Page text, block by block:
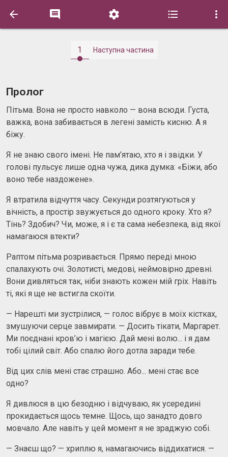
    
1 Наступна частина
Пролог
Пітьма. Вона не просто навколо — вона всюди. Густа,
важка, вона забивається в легені замість кисню. А я
біжу.
Я не знаю свого імені. Не пам’ятаю, хто я і звідки. У
голові пульсує лише одна чужа, дика думка: «Біжи, або
воно тебе наздожене».
Я втратила відчуття часу. Секунди розтягуються у
вічність, а простір звужується до одного кроку. Хто я?
Тінь? Здобич? Чи, може, я і є та сама небезпека, від якої
намагаюся втекти?
Раптом пітьма розривається. Прямо переді мною
спалахують очі. Золотисті, медові, неймовірно древні.
Вони дивляться так, ніби знають кожен мій гріх. Навіть
ті, які я ще не встигла скоїти.
— Нарешті ми зустрілися, — голос вібрує в моїх кістках,
змушуючи серце завмирати. — Досить тікати, Маргарет.
Ми поєднані кров’ю і магією. Дай мені волю... і я дам
тобі цілий світ. Або спалю його дотла заради тебе.
Від цих слів мені стає страшно. Або... мені стає все
одно?
Я дивлюся в цю безодню і відчуваю, як усередині
прокидається щось темне. Щось, що занадто довго
мовчало. Але навіть у цей момент я не зраджую собі.
— Знаєш що? — хриплю я, намагаючись віддихатися. —